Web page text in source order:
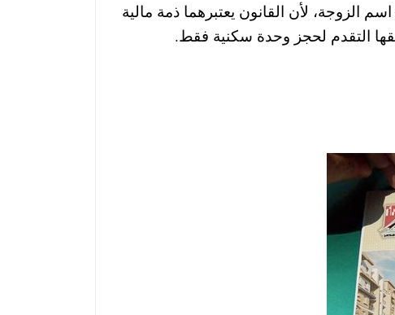
لأن القانون يعتبرهما ذمة مالية
التقدم لحجز وحدة سكنية فقط.